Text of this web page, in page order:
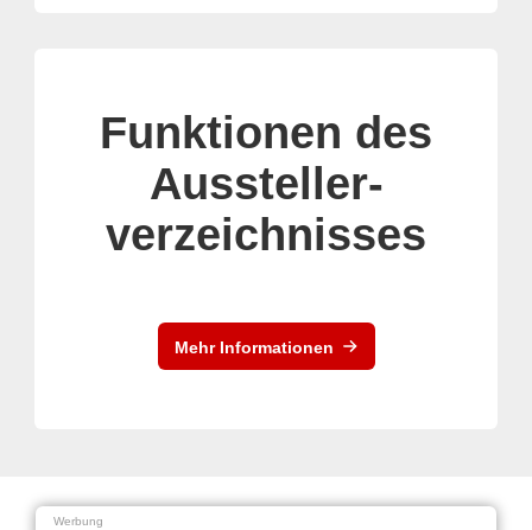
Funktionen des
Aussteller-
verzeichnisses
Mehr Informationen
Werbung